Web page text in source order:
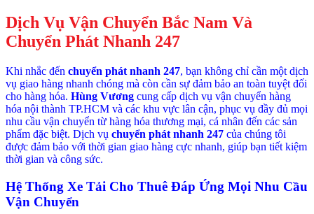
Dịch Vụ Vận Chuyển Bắc Nam Và
Chuyển Phát Nhanh 247
Khi nhắc đến chuyển phát nhanh 247, bạn không chỉ cần một dịch
vụ giao hàng nhanh chóng mà còn cần sự đảm bảo an toàn tuyệt đối
cho hàng hóa. Hùng Vương cung cấp dịch vụ vận chuyển hàng
hóa nội thành TP.HCM và các khu vực lân cận, phục vụ đầy đủ mọi
nhu cầu vận chuyển từ hàng hóa thương mại, cá nhân đến các sản
phẩm đặc biệt. Dịch vụ chuyển phát nhanh 247 của chúng tôi
được đảm bảo với thời gian giao hàng cực nhanh, giúp bạn tiết kiệm
thời gian và công sức.
Hệ Thống Xe Tải Cho Thuê Đáp Ứng Mọi Nhu Cầu
Vận Chuyển